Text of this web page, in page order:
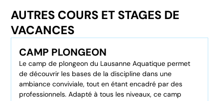
AUTRES COURS ET STAGES DE
VACANCES
CAMP PLONGEON
Le camp de plongeon du Lausanne Aquatique permet
de découvrir les bases de la discipline dans une
ambiance conviviale, tout en étant encadré par des
professionnels. Adapté à tous les niveaux, ce camp